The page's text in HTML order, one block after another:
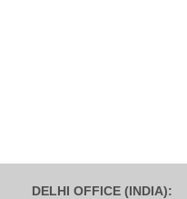
DELHI OFFICE (INDIA):